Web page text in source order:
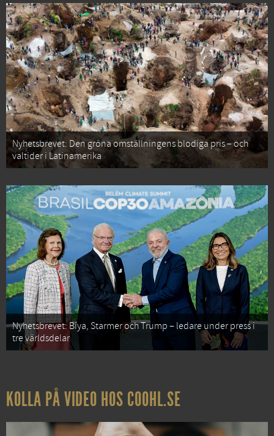
Nyhetsbrevet: Den gröna omställningens blodiga pris – och
valtider i Latinamerika
Nyhetsbrevet: Biya, Starmer och Trump – ledare under press i
tre världsdelar
KOLLA PÅ VIDEO HOS COOHL.SE